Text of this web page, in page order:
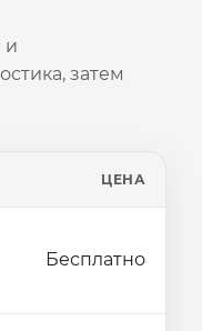
и
затем
ЦЕНА
Бесплатно